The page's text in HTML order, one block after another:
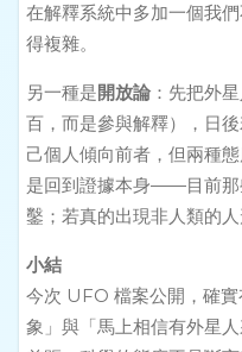
在解釋系統中多加一個我
得複雜。
另一種是開放論 ：先把外
百，而是參與解釋），日
己個人傾向前者，但兩種
是回到證據本身——目前那
鑿；若真的出現非人類的
小結
今次 UFO 檔案公開，確
象」與「馬上相信有外星